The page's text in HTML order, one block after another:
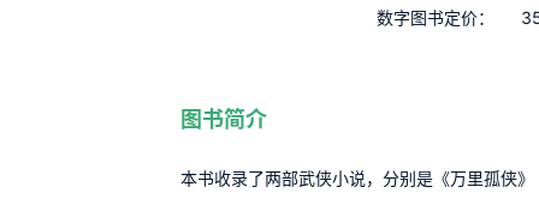
数字图书定价：
图书简介
本书收录了两部武侠小说，分别是《万里孤侠